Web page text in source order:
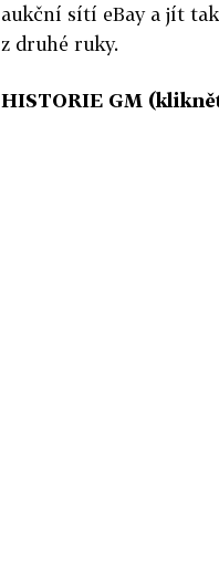
aukční sítí eBay a jít
z druhé ruky.
HISTORIE GM